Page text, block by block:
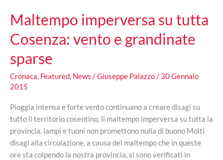
Maltempo imperversa su tutta
Cosenza: vento e grandinate
sparse
Cronaca, Featured, News /Giuseppe Palazzo/ 30 Gennaio
2015
Pioggia intensa e forte vento continuano a creare disagi su
tutto il territorio cosentino, il maltempo imperversa su tutta la
provincia, lampi e tuoni non promettono nulla di buono Molti
disagi alla circolazione, a causa del maltempo che in queste
ore sta colpendo la nostra provincia, si sono verificati in